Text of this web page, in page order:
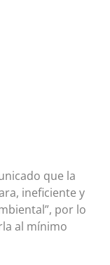
que la
ineficiente y
por lo
al mínimo